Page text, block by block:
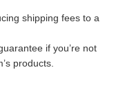
shipping fees to a
if you’re not
products.